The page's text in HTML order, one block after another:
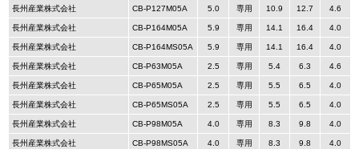
長州産業株式会社 CB-P127M05A 5.0 専用 10.9 12.7 4.6
長州産業株式会社 CB-P164M05A 5.9 専用 14.1 16.4 4.0
長州産業株式会社 CB-P164MS05A 5.9 専用 14.1 16.4 4.0
長州産業株式会社 CB-P63M05A 2.5 専用 5.4 6.3 4.6
長州産業株式会社 CB-P65M05A 2.5 専用 5.5 6.5 4.0
長州産業株式会社 CB-P65MS05A 2.5 専用 5.5 6.5 4.0
長州産業株式会社 CB-P98M05A 4.0 専用 8.3 9.8 4.0
長州産業株式会社 CB-P98MS05A 4.0 専用 8.3 9.8 4.0